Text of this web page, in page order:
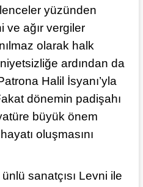
yüzünden
ve ağır vergiler
olarak halk
ardından da
Halil İsyanı’yla
dönemin padişahı
büyük önem
oluşmasını
sanatçısı Levni ile